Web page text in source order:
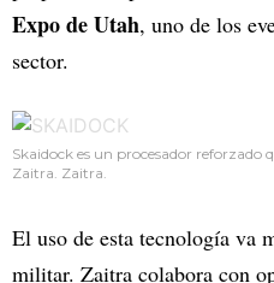
Expo de Utah, uno de los
sector.
Skaidock es un procesador reforzado
Zaitra. Zaitra.
El uso de esta tecnología va
militar. Zaitra colabora con